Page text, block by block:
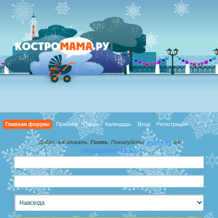
Главная форума Правила Поиск Календарь Вход Регистрация
Добро пожаловать, Гость . Пожалуйста,войдитеили
зарегистрируйтесь.